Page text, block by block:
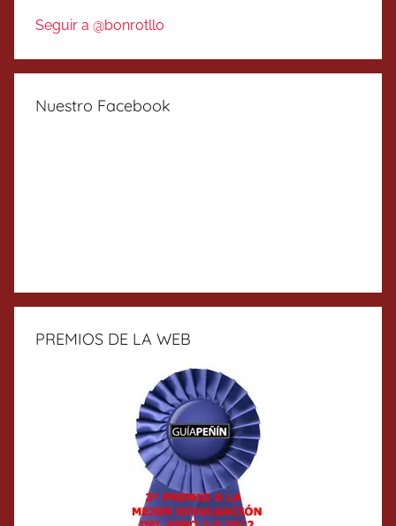
Seguir a @bonrotllo
Nuestro Facebook
PREMIOS DE LA WEB